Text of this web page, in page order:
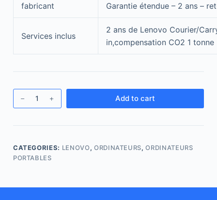
fabricant
Garantie étendue – 2 ans –
Services inclus
2 ans de Lenovo Courier/
in,compensation CO2 1 tonne
Add to cart
CATEGORIES: LENOVO, ORDINATEURS,ORDINATEURS
PORTABLES